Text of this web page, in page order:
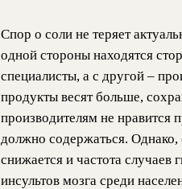
Спор о соли не теряет
одной стороны находятся
специалисты, а с другой –
продукты весят больше,
производителям не нравится
должно содержаться. Однако,
снижается и частота случаев
инсультов мозга среди